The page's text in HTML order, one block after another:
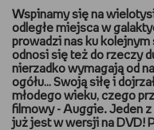
URZĄDZAM I DEKORUJĘ
MAM ZWIERZĘTA
PASJE DZIECKA
Wspinamy się na
odległe miejsca w
prowadzi nas ku
odnosi się też do rzeczy
nierzadko wymagają od
ogółu… Swoją siłę i
młodego wieku, czego
filmowy - Auggie. Jeden
już jest w wersji na DVD!